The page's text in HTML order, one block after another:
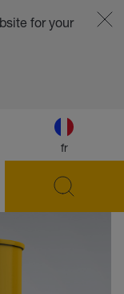
fr
for your